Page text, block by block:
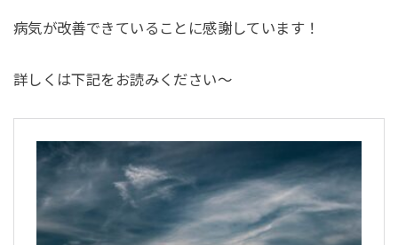
病気が改善できていることに感謝しています！
詳しくは下記をお読みください～